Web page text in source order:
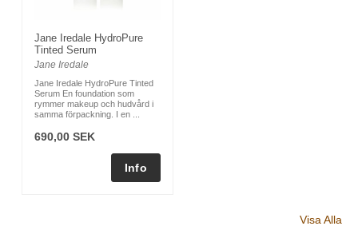
Jane Iredale HydroPure
Tinted Serum
Jane Iredale
Jane Iredale HydroPure Tinted
Serum En foundation som
rymmer makeup och hudvård i
samma förpackning. I en ...
690,00 SEK
Visa Alla